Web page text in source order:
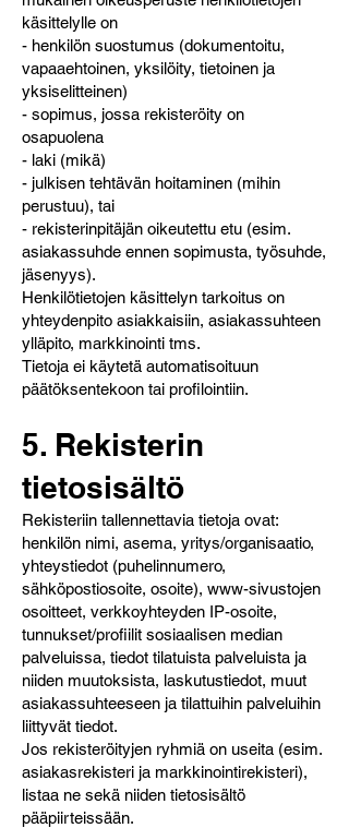
käsittelylle on
- henkilön suostumus (dokumentoitu,
vapaaehtoinen, yksilöity, tietoinen ja
yksiselitteinen)
- sopimus, jossa rekisteröity on
osapuolena
- laki (mikä)
- julkisen tehtävän hoitaminen (mihin
perustuu), tai
- rekisterinpitäjän oikeutettu etu (esim.
asiakassuhde ennen sopimusta, työsuhde,
jäsenyys).
Henkilötietojen käsittelyn tarkoitus on
yhteydenpito asiakkaisiin, asiakassuhteen
ylläpito, markkinointi tms.
Tietoja ei käytetä automatisoituun
päätöksentekoon tai profilointiin.
5. Rekisterin
tietosisältö
Rekisteriin tallennettavia tietoja ovat:
henkilön nimi, asema, yritys/organisaatio,
yhteystiedot (puhelinnumero,
sähköpostiosoite, osoite), www-sivustojen
osoitteet, verkkoyhteyden IP-osoite,
tunnukset/profiilit sosiaalisen median
palveluissa, tiedot tilatuista palveluista ja
niiden muutoksista, laskutustiedot, muut
asiakassuhteeseen ja tilattuihin palveluihin
liittyvät tiedot.
Jos rekisteröityjen ryhmiä on useita (esim.
asiakasrekisteri ja markkinointirekisteri),
listaa ne sekä niiden tietosisältö
pääpiirteissään.